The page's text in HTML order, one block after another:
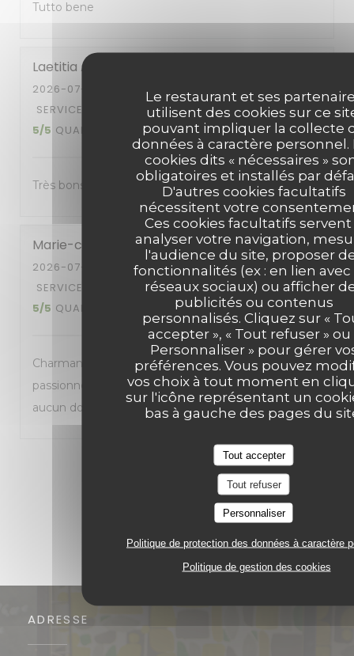
Le restaurant et ses
utilisent des cookies sur ce
pouvant impliquer la collecte
données à caractère personnel.
cookies dits « nécessaires »
obligatoires et installés par
D'autres cookies facultatifs
nécessitent votre
Ces cookies facultatifs servent
analyser votre navigation,
l'audience du site, proposer
fonctionnalités (ex : en lien avec
réseaux sociaux) ou afficher
publicités ou contenus
personnalisés. Cliquez sur «
accepter », « Tout refuser » ou
Personnaliser » pour gérer
préférences. Vous pouvez
vos choix à tout moment en
sur l'icône représentant un
bas à gauche des pages du
Tout accepter
Tout refuser
Personnaliser
Politique de protection des données à caractère
Politique de gestion des cookies
Tutto bene
Laetitia A
2026-07-07
- 12:00 - COUVERTS 2
SERVICE
AMBIANCE: 5/5 CUISINE:
5/5 QUALITÉ / PRIX 5/5
Très bons plats
Marie-claire
2026-07-08
- 12:00 - COUVERTS 2
SERVICE
AMBIANCE: 4/5 CUISINE:
5/5 QUALITÉ / PRIX
Charmante trattoria que je recommande à tous les
passionnés de cuisine italienne. Je reviendrai sans
aucun doute.
3
ADRESSE